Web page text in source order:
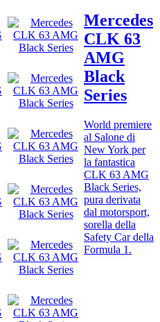
Mercedes
CLK 63
AMG
Black
Series
World premiere
al Salone di
New York per
la fantastica
CLK 63 AMG
Black Series,
pura derivata
dal motorsport,
sorella della
Safety Car della
Formula 1.